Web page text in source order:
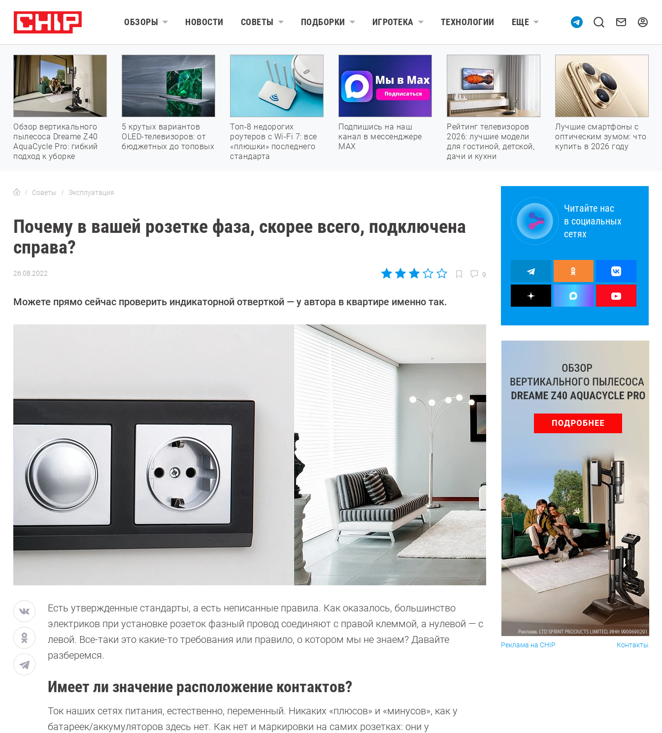
ОБЗОРЫ НОВОСТИ СОВЕТЫ ПОДБОРКИ ИГРОТЕКА ТЕХНОЛОГИИ ЕЩЕ
Обзор вертикального
пылесоса Dreame Z40
AquaCycle Pro: гибкий
подход к уборке
5 крутых вариантов
OLED-телевизоров: от
бюджетных до топовых
Топ-8 недорогих
роутеров с Wi-Fi 7: все
«плюшки» последнего
стандарта
Подпишись на наш
канал в мессенджере
МАХ
Рейтинг телевизоров
2026: лучшие модели
для гостиной, детской,
дачи и кухни
Лучшие смартфоны с
оптическим зумом: что
купить в 2026 году
Советы Эксплуатация
Почему в вашей розетке фаза, скорее всего, подключена
справа?
26.08.2022
9
Можете прямо сейчас проверить индикаторной отверткой — у автора в квартире именно так.
Есть утвержденные стандарты, а есть неписанные правила. Как оказалось, большинство
электриков при установке розеток фазный провод соединяют с правой клеммой, а нулевой — с
левой. Все-таки это какие-то требования или правило, о котором мы не знаем? Давайте
разберемся.
Имеет ли значение расположение контактов?
Ток наших сетях питания, естественно, переменный. Никаких «плюсов» и «минусов», как у
батареек/аккумуляторов здесь нет. Как нет и маркировки на самих розетках: они у
Читайте нас
в социальных
сетях
Реклама на CHIP Контакты